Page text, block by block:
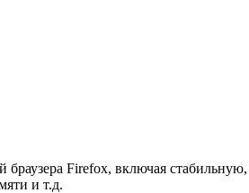
Firefox, включая
и т.д.